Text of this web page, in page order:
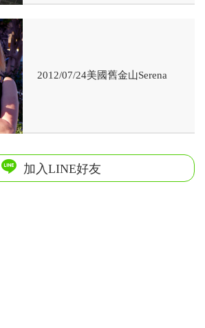
2012/07/24美國舊金山Serena
加入LINE好友